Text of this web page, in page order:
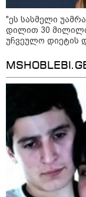
საზოგადოება
"ეს სასმელი
დილით 30
უჩვეულო დიეტის